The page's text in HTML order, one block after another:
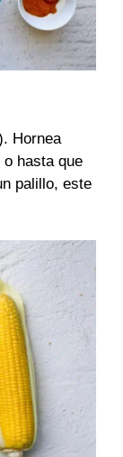
Hornea
hasta que
palillo, este